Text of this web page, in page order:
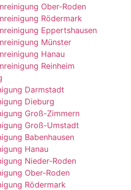
Ober-Roden
Rödermark
Eppertshausen
Münster
Hanau
Reinheim
Darmstadt
Dieburg
Groß-Zimmern
Groß-Umstadt
Babenhausen
Hanau
Nieder-Roden
Ober-Roden
Rödermark